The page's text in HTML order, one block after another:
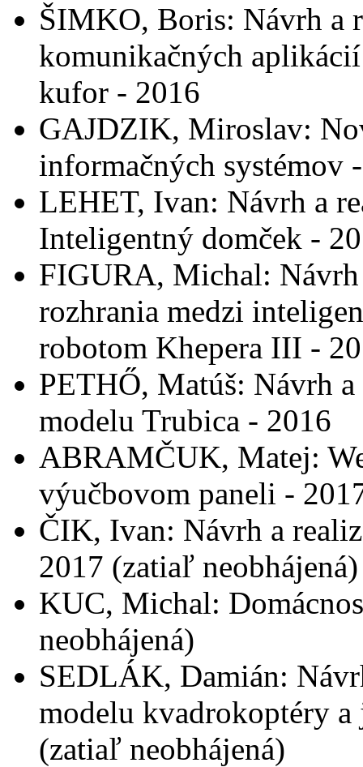
ŠIMKO, Boris: Návrh a
komunikačných
kufor - 2016
GAJDZIK, Miroslav:
informačných systémov
LEHET, Ivan: Návrh a
Inteligentný domček -
FIGURA, Michal: Návrh
rozhrania medzi
robotom Khepera III -
PETHŐ, Matúš: Návrh
modelu Trubica - 2016
ABRAMČUK, Matej:
výučbovom paneli -
ČIK, Ivan: Návrh a
2017 (zatiaľ neobhájená)
KUC, Michal:
neobhájená)
SEDLÁK, Damián:
modelu kvadrokoptéry a
(zatiaľ neobhájená)